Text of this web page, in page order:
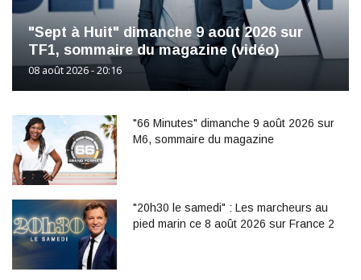
"Sept à Huit" dimanche 9 août 2026 sur
TF1, sommaire du magazine (vidéo)
08 août 2026 - 20:16
"66 Minutes" dimanche 9 août 2026 sur
M6, sommaire du magazine
"20h30 le samedi" : Les marcheurs au
pied marin ce 8 août 2026 sur France 2